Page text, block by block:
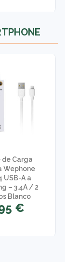
de Carga
Wephone
USB-A a
– 3.4A / 2
Blanco
€